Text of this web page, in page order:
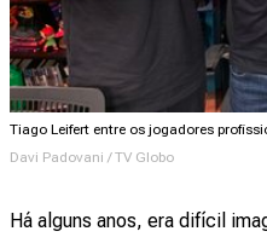
Tiago Leifert entre os jogadores
Davi Padovani / TV Globo
Há alguns anos, era difícil